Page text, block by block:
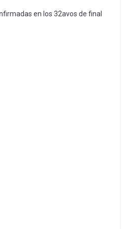
en los 32avos de final